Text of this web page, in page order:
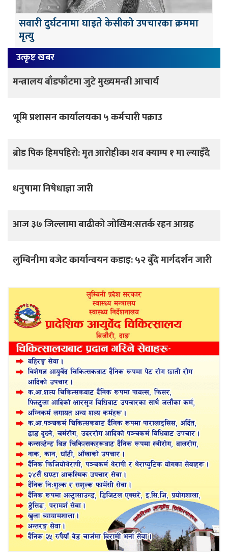
सवारी दुर्घटनामा घाइते केसीको उपचारका क्रममा
मृत्यु
उत्कृष्ट खबर
मन्त्रालय बाँडफाँटमा जुटे मुख्यमन्त्री आचार्य
भूमि प्रशासन कार्यालयका ५ कर्मचारी पक्राउ
ब्रोड पिक हिमपहिरो: मृत आरोहीका शव क्याम्प १ मा ल्याइँदै
धनुषामा निषेधाज्ञा जारी
आज ३७ जिल्लामा बाढीको जोखिम:सतर्क रहन आग्रह
लुम्बिनीमा बजेट कार्यान्वयन कडाइ: ५२ बुँदे मार्गदर्शन जारी